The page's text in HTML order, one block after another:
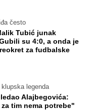
često
Tubić junak
su 4:0, a onda je
za fudbalske
legenda
Alajbegovića:
tim nema potrebe"